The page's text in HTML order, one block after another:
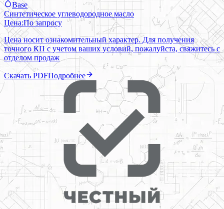
Base
Синтетическое углеводородное масло
Цена:По запросу
Цена носит ознакомительный характер. Для получения
точного КП с учетом ваших условий, пожалуйста, свяжитесь с
отделом продаж
Скачать PDFПодробнее